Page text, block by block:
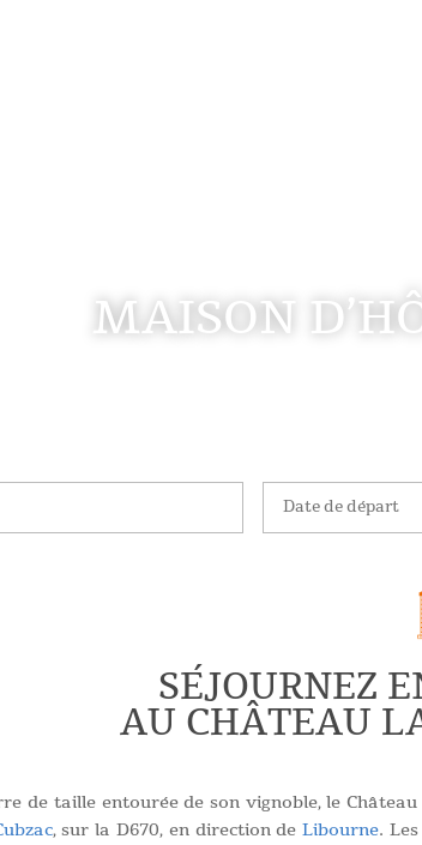
MAISON
SÉJOURNEZ
AU CHÂTEAU
de taille entourée de son vignoble, le
, sur la D670, en direction deLibourne.